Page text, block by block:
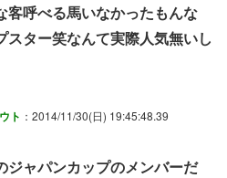
客呼べる馬いなかったもんな
スター笑なんて実際人気無いし
ト ：2014/11/30(日) 19:45:48.39
ジャパンカップのメンバーだ